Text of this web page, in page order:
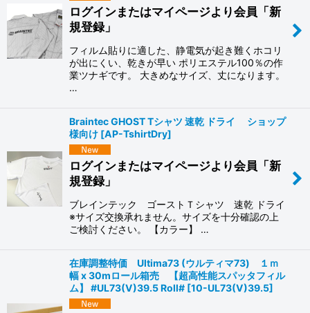
ログインまたはマイページより会員「新
規登録」
フィルム貼りに適した、静電気が起き難くホコリ
が出にくい、乾きが早い ポリエステル100％の作
業ツナギです。 大きめなサイズ、丈になります。
…
Braintec GHOST Tシャツ 速乾 ドライ ショップ
様向け [AP-TshirtDry]
ログインまたはマイページより会員「新
規登録」
ブレインテック ゴーストＴシャツ 速乾 ドライ
※サイズ交換承れません。サイズを十分確認の上
ご検討ください。 【カラー】 …
在庫調整特価 Ultima73 (ウルティマ73) １ｍ
幅 x 30mロール箱売 【超高性能スパッタフィル
ム】 #UL73(V)39.5 Roll# [10-UL73(V)39.5]